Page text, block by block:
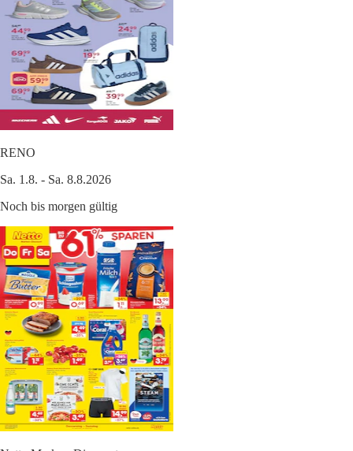
RENO
Sa. 1.8. - Sa. 8.8.2026
Noch bis morgen gültig